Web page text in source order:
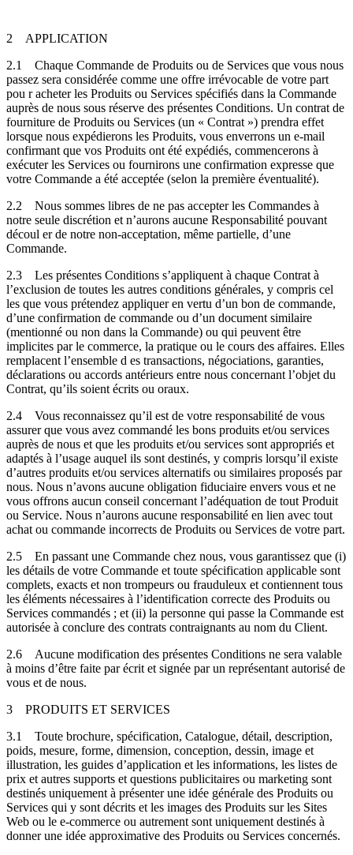
2
APPLICATION
2.1
Chaque Commande de Produits ou de Services que vous nous
passez sera considérée comme une offre irrévocable de votre part
pou r acheter les Produits ou Services spécifiés dans la Commande
auprès de nous sous réserve des présentes Conditions. Un contrat de
fourniture de Produits ou Services (un « Contrat ») prendra effet
lorsque nous expédierons les Produits, vous enverrons un e-mail
confirmant que vos Produits ont été expédiés, commencerons à
exécuter les Services ou fournirons une confirmation expresse que
votre Commande a été acceptée (selon la première éventualité).
2.2
Nous sommes libres de ne pas accepter les Commandes à
notre seule discrétion et n’aurons aucune Responsabilité pouvant
découl er de notre non-acceptation, même partielle, d’une
Commande.
2.3
Les présentes Conditions s’appliquent à chaque Contrat à
l’exclusion de toutes les autres conditions générales, y compris cel
les que vous prétendez appliquer en vertu d’un bon de commande,
d’une confirmation de commande ou d’un document similaire
(mentionné ou non dans la Commande) ou qui peuvent être
implicites par le commerce, la pratique ou le cours des affaires. Elles
remplacent l’ensemble d es transactions, négociations, garanties,
déclarations ou accords antérieurs entre nous concernant l’objet du
Contrat, qu’ils soient écrits ou oraux.
2.4
Vous reconnaissez qu’il est de votre responsabilité de vous
assurer que vous avez commandé les bons produits et/ou services
auprès de nous et que les produits et/ou services sont appropriés et
adaptés à l’usage auquel ils sont destinés, y compris lorsqu’il existe
d’autres produits et/ou services alternatifs ou similaires proposés par
nous. Nous n’avons aucune obligation fiduciaire envers vous et ne
vous offrons aucun conseil concernant l’adéquation de tout Produit
ou Service. Nous n’aurons aucune responsabilité en lien avec tout
achat ou commande incorrects de Produits ou Services de votre part.
2.5
En passant une Commande chez nous, vous garantissez que (i)
les détails de votre Commande et toute spécification applicable sont
complets, exacts et non trompeurs ou frauduleux et contiennent tous
les éléments nécessaires à l’identification correcte des Produits ou
Services commandés ; et (ii) la personne qui passe la Commande est
autorisée à conclure des contrats contraignants au nom du Client.
2.6
Aucune modification des présentes Conditions ne sera valable
à moins d’être faite par écrit et signée par un représentant autorisé de
vous et de nous.
3
PRODUITS ET SERVICES
3.1
Toute brochure, spécification, Catalogue, détail, description,
poids, mesure, forme, dimension, conception, dessin, image et
illustration, les guides d’application et les informations, les listes de
prix et autres supports et questions publicitaires ou marketing sont
destinés uniquement à présenter une idée générale des Produits ou
Services qui y sont décrits et les images des Produits sur les Sites
Web ou le e-commerce ou autrement sont uniquement destinés à
donner une idée approximative des Produits ou Services concernés.